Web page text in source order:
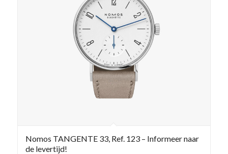
Nomos TANGENTE 33, Ref. 123 – Informeer naar
de levertijd!